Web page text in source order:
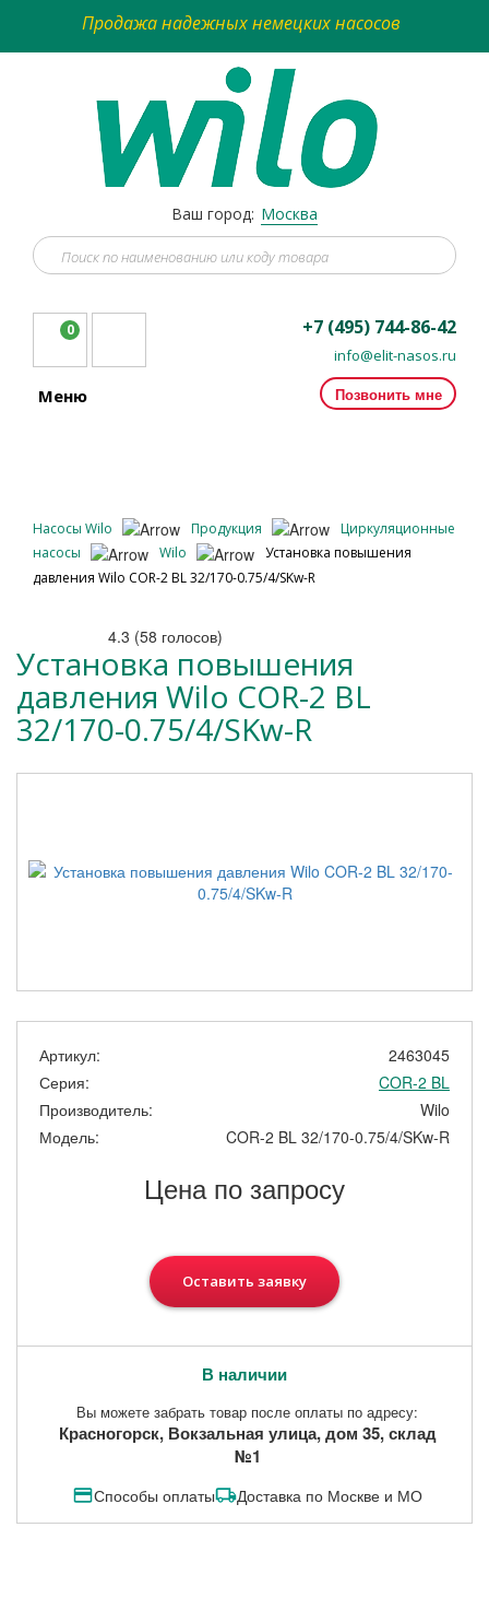
Продажа надежных немецких насосов
Ваш город: Москва
0 +7 (495) 744-86-42
info@elit-nasos.ru
Позвонить мне
Меню
Насосы Wilo Продукция
Циркуляционные
насосы
Wilo
Установка повышения
давления Wilo COR-2 BL 32/170-0.75/4/SKw-R
4.3 (58 голосов)
Установка повышения
давления Wilo COR-2 BL
32/170-0.75/4/SKw-R
Артикул:
2463045
Серия:
COR-2 BL
Производитель:
Wilo
Модель:
COR-2 BL 32/170-0.75/4/SKw-R
Цена по запросу
Оставить заявку
В наличии
Вы можете забрать товар после оплаты по адресу:
Красногорск, Вокзальная улица, дом 35, склад
№1
Способы оплаты Доставка по Москве и МО